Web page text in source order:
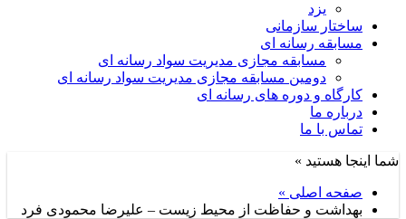
یزد
ساختار سازمانی
مسابقه رسانه ای
مسابقه مجازی مدیریت سواد رسانه ای
دومین مسابقه مجازی مدیریت سواد رسانه ای
کارگاه و دوره های رسانه ای
درباره ما
تماس با ما
شما اینجا هستید »
صفحه اصلی »
بهداشت و حفاظت از محیط زیست – علیرضا محمودی فرد